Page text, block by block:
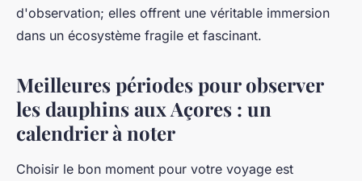
d'observation; elles offrent une véritable immersion
dans un écosystème fragile et fascinant.
Meilleures périodes pour observer
les dauphins aux Açores : un
calendrier à noter
Choisir le bon moment pour votre voyage est